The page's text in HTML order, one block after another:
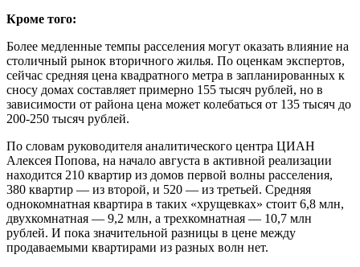
Кроме того:
Более медленные темпы расселения могут оказать влияние на
столичный рынок вторичного жилья. По оценкам экспертов,
сейчас средняя цена квадратного метра в запланированных к
сносу домах составляет примерно 155 тысяч рублей, но в
зависимости от района цена может колебаться от 135 тысяч до
200-250 тысяч рублей.
По словам руководителя аналитического центра ЦИАН
Алексея Попова, на начало августа в активной реализации
находится 210 квартир из домов первой волны расселения,
380 квартир — из второй, и 520 — из третьей. Средняя
однокомнатная квартира в таких «хрущевках» стоит 6,8 млн,
двухкомнатная — 9,2 млн, а трехкомнатная — 10,7 млн
рублей. И пока значительной разницы в цене между
продаваемыми квартирами из разных волн нет.